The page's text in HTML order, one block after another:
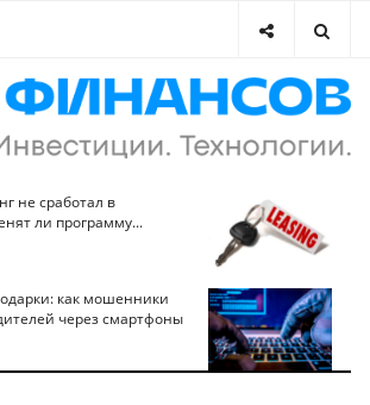
не сработал в
ли программу...
как мошенники
через смартфоны